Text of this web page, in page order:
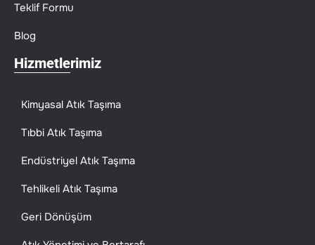
Teklif Formu
Blog
Hizmetlerimiz
Kimyasal Atık Taşıma
Tıbbi Atık Taşıma
Endüstriyel Atık Taşıma
Tehlikeli Atık Taşıma
Geri Dönüşüm